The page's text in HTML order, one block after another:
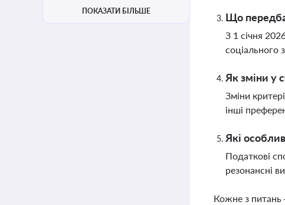
ПОКАЗАТИ БІЛЬШЕ Що
З 1 січня
соціального
Як зміни у
Зміни
інші
Які
Податкові
резонансні
Кожне з питань